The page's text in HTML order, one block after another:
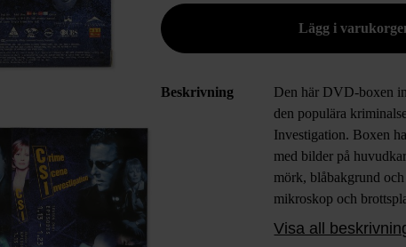
Beskrivning
Den här DVD-boxen
den populära
Investigation. Boxen
med bilder på
mörk, blåbakgrund
mikroskop och
känsla av spänning
upp för att visa flera
Visa all